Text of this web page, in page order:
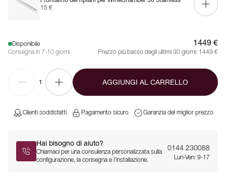
15 €
Disponibile
Consegna in 7-10 giorni
1449 €
Prezzo più basso degli ultimi 30 giorni: 1449 €
1 AGGIUNGI AL CARRELLO
Clienti soddisfatti Pagamento sicuro Garanzia del miglior prezzo
Hai bisogno di aiuto?
Chiamaci per una consulenza personalizzata sulla
configurazione, la consegna e l’installazione.
0144 230088
Lun-Ven: 9-17